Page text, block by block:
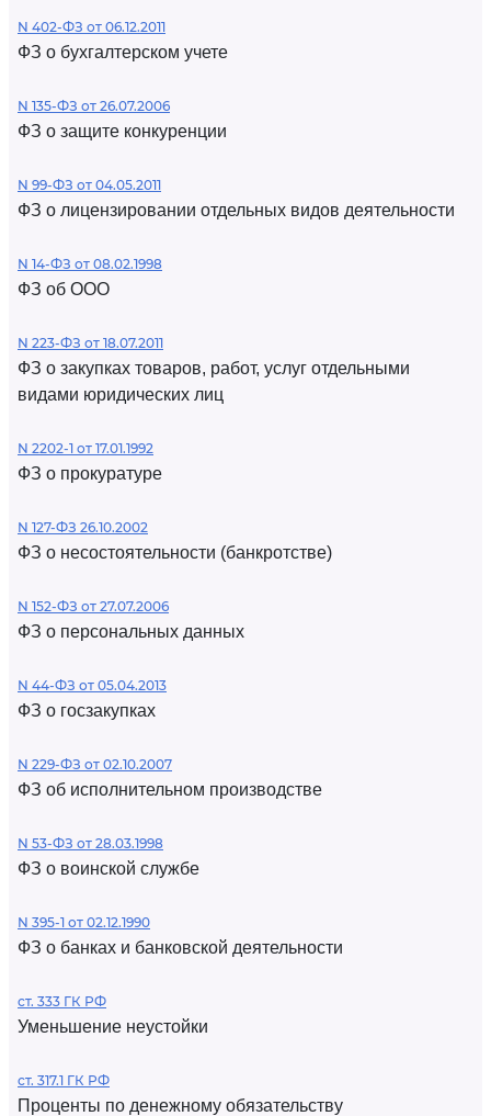
N 402-ФЗ от 06.12.2011
ФЗ о бухгалтерском учете
N 135-ФЗ от 26.07.2006
ФЗ о защите конкуренции
N 99-ФЗ от 04.05.2011
ФЗ о лицензировании отдельных видов деятельности
N 14-ФЗ от 08.02.1998
ФЗ об ООО
N 223-ФЗ от 18.07.2011
ФЗ о закупках товаров, работ, услуг отдельными
видами юридических лиц
N 2202-1 от 17.01.1992
ФЗ о прокуратуре
N 127-ФЗ 26.10.2002
ФЗ о несостоятельности (банкротстве)
N 152-ФЗ от 27.07.2006
ФЗ о персональных данных
N 44-ФЗ от 05.04.2013
ФЗ о госзакупках
N 229-ФЗ от 02.10.2007
ФЗ об исполнительном производстве
N 53-ФЗ от 28.03.1998
ФЗ о воинской службе
N 395-1 от 02.12.1990
ФЗ о банках и банковской деятельности
ст. 333 ГК РФ
Уменьшение неустойки
ст. 317.1 ГК РФ
Проценты по денежному обязательству